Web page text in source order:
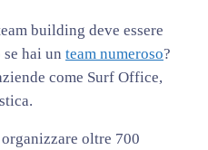
building deve essere
hai un team numeroso?
come Surf Office,
oltre 700